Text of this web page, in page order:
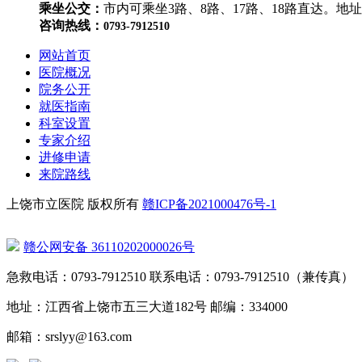
乘坐公交： 市内可乘坐3路、8路、17路、18路直达。地
咨询热线： 0793-7912510
网站首页
医院概况
院务公开
就医指南
科室设置
专家介绍
进修申请
来院路线
上饶市立医院 版权所有 赣ICP备2021000476号-1
赣公网安备 36110202000026号
急救电话：0793-7912510 联系电话：0793-7912510（兼传真）
地址：江西省上饶市五三大道182号 邮编：334000
邮箱：srslyy@163.com